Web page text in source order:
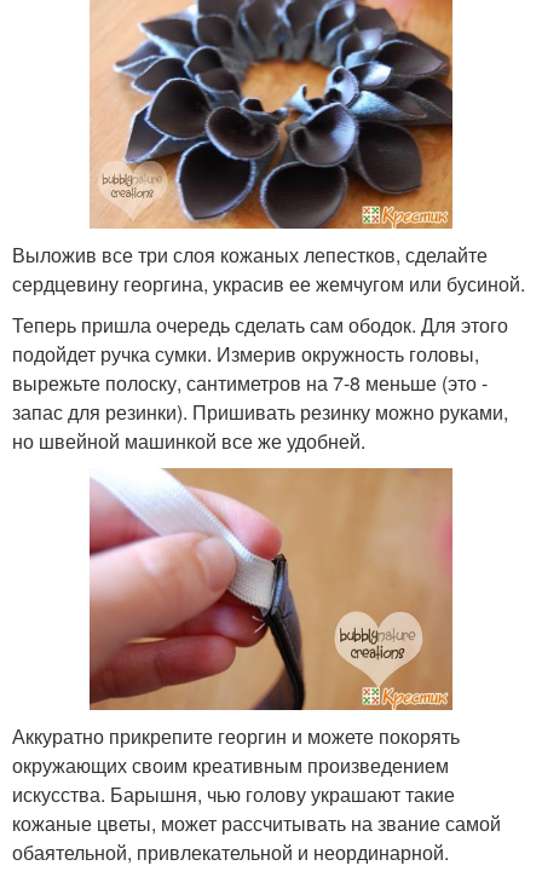
Выложив все три слоя кожаных лепестков, сделайте
сердцевину георгина, украсив ее жемчугом или бусиной.
Теперь пришла очередь сделать сам ободок. Для этого
подойдет ручка сумки. Измерив окружность головы,
вырежьте полоску, сантиметров на 7-8 меньше (это -
запас для резинки). Пришивать резинку можно руками,
но швейной машинкой все же удобней.
Аккуратно прикрепите георгин и можете покорять
окружающих своим креативным произведением
искусства. Барышня, чью голову украшают такие
кожаные цветы, может рассчитывать на звание самой
обаятельной, привлекательной и неординарной.